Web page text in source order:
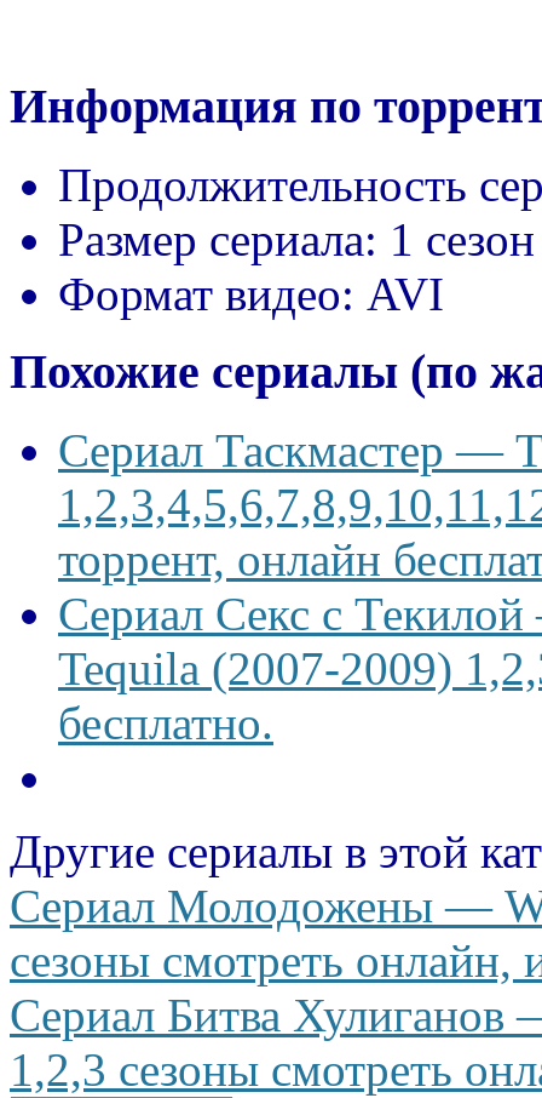
Информация по
Продолжительность
Размер сериала: 1
Формат видео: AVI
Похожие сериалы (по
Сериал Таскмастер —
торрент, онлайн
Сериал Секс с
Tequila (2007-2009)
бесплатно.
Другие сериалы в этой
Сериал Молодожены —
сезоны смотреть онлайн,
Сериал Битва
1,2,3 сезоны смотреть